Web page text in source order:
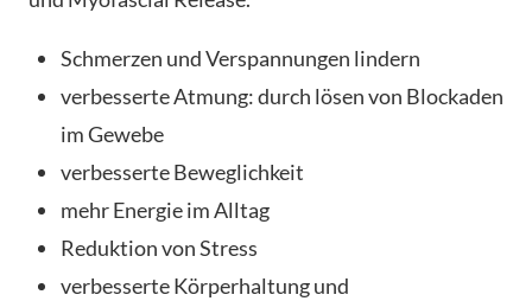
Schmerzen und Verspannungen lindern
verbesserte Atmung: durch lösen von Blockaden
im Gewebe
verbesserte Beweglichkeit
mehr Energie im Alltag
Reduktion von Stress
verbesserte Körperhaltung und